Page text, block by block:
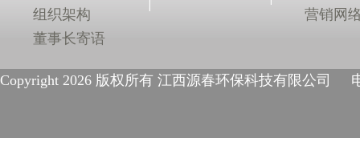
组织架构
董事长寄语
营销网
Copyright 2026 版权所有 江西源春环保科技有限公司